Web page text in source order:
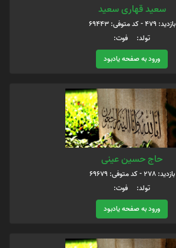
سعید قهاری سعید
بازدید: 479 - کد متوفی: 69443
تولد: فوت:
ورود به صفحه یادبود
حاج حسین عینی
بازدید: 278 - کد متوفی: 69679
تولد: فوت:
ورود به صفحه یادبود